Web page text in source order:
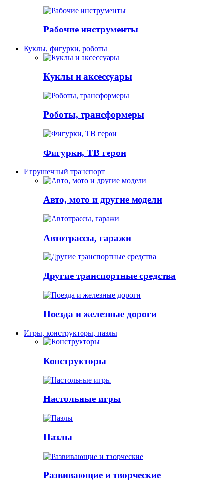
Рабочие инструменты
Куклы, фигурки, роботы
Куклы и аксессуары
Роботы, трансформеры
Фигурки, ТВ герои
Игрушечный транспорт
Авто, мото и другие модели
Автотрассы, гаражи
Другие транспортные средства
Поезда и железные дороги
Игры, конструкторы, пазлы
Конструкторы
Настольные игры
Пазлы
Развивающие и творческие